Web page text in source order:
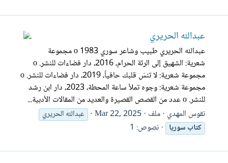
عبدالله الحريري
عبدالله الحريري طبيب وشاعر سوري 1983 o مجموعة
شعرية: الشهيق إلى الرئة الحرام، 2016، دار فضاءات للنشر. o
مجموعة شعرية: لا تنسَ قلبك حافياً، 2019، دار فضاءات للنشر. o
مجموعة شعرية: وجوه تملأ ساعة المحطة، 2023، دار ابن رشد
للنشر. o عدد من القصص القصيرة والعديد من المقالات الأدبية...
نقوس المهدي ملف Mar 22, 2025
عبدالله الحريري
كتابسوريا نصوص: 1